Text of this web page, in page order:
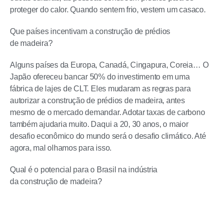
proteger do calor. Quando sentem frio, vestem um casaco.
Que países incentivam a construção de prédios
de madeira?
Alguns países da Europa, Canadá, Cingapura, Coreia… O
Japão ofereceu bancar 50% do investimento em uma
fábrica de lajes de CLT. Eles mudaram as regras para
autorizar a construção de prédios de madeira, antes
mesmo de o mercado demandar. Adotar taxas de carbono
também ajudaria muito. Daqui a 20, 30 anos, o maior
desafio econômico do mundo será o desafio climático. Até
agora, mal olhamos para isso.
Qual é o potencial para o Brasil na indústria
da construção de madeira?